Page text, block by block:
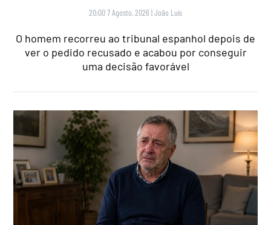
20:00 7 Agosto, 2026 |João Luís
O homem recorreu ao tribunal espanhol depois de
ver o pedido recusado e acabou por conseguir
uma decisão favorável